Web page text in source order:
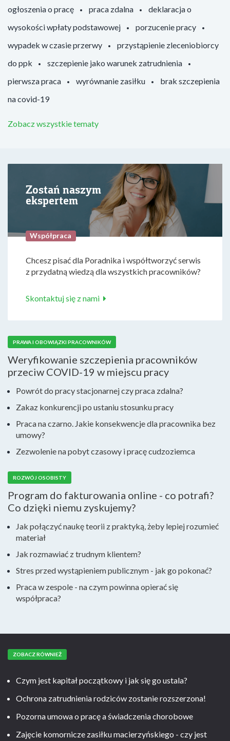
ogłoszenia o pracę praca zdalna
deklaracja o
wysokości wpłaty podstawowej
porzucenie pracy
wypadek w czasie przerwy
przystąpienie zleceniobiorcy
do ppk
szczepienie jako warunek zatrudnienia
pierwsza praca
wyrównanie zasiłku
brak szczepienia
na covid-19
Zobacz wszystkie tematy
Zostań naszym
ekspertem
Współpraca
Chcesz pisać dla Poradnika i współtworzyć serwis
z przydatną wiedzą dla wszystkich pracowników?
Skontaktuj się z nami
PRAWA I OBOWIĄZKI PRACOWNIKÓW
Weryfikowanie szczepienia pracowników
przeciw COVID-19 w miejscu pracy
Powrót do pracy stacjonarnej czy praca zdalna?
Zakaz konkurencji po ustaniu stosunku pracy
Praca na czarno. Jakie konsekwencje dla pracownika bez
umowy?
Zezwolenie na pobyt czasowy i pracę cudzoziemca
ROZWÓJ OSOBISTY
Program do fakturowania online - co potrafi?
Co dzięki niemu zyskujemy?
Jak połączyć naukę teorii z praktyką, żeby lepiej rozumieć
materiał
Jak rozmawiać z trudnym klientem?
Stres przed wystąpieniem publicznym - jak go pokonać?
Praca w zespole - na czym powinna opierać się
współpraca?
ZOBACZ RÓWNIEŻ
Czym jest kapitał początkowy i jak się go ustala?
Ochrona zatrudnienia rodziców zostanie rozszerzona!
Pozorna umowa o pracę a świadczenia chorobowe
Zajęcie komornicze zasiłku macierzyńskiego - czy jest